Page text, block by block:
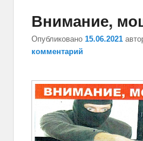
Внимание,
Опубликовано15.06.2021
комментарий